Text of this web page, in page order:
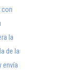
con
la
de la
envía